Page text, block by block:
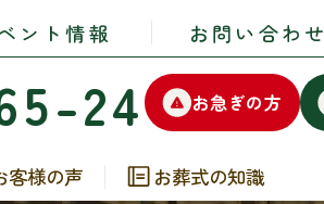
ント情報 お問い合わせ
24 お急ぎの方
客様の声 お葬式の知識